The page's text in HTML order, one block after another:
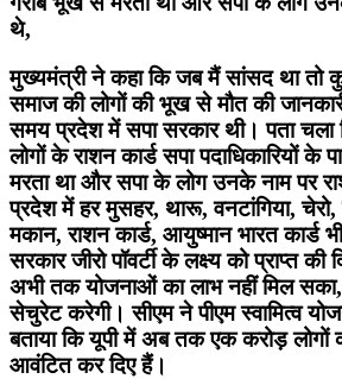
थे,
मुख्यमंत्री ने कहा कि जब मैं सांसद था तो
समाज की लोगों की भूख से मौत की
समय प्रदेश में सपा सरकार थी। पता
लोगों के राशन कार्ड सपा पदाधिकारियों
मरता था और सपा के लोग उनके नाम पर
प्रदेश में हर मुसहर, थारू, वनटांगिया,
मकान, राशन कार्ड, आयुष्मान भारत कार्ड
सरकार जीरो पॉवर्टी के लक्ष्य को प्राप्त की
अभी तक योजनाओं का लाभ नहीं मिल
सेचुरेट करेगी। सीएम ने पीएम स्वामित्व
बताया कि यूपी में अब तक एक करोड़
आवंटित कर दिए हैं।